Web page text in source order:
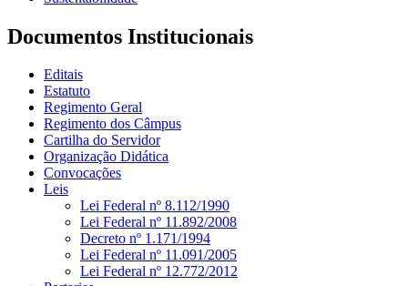
Documentos Institucionais
Editais
Estatuto
Regimento Geral
Regimento dos Câmpus
Cartilha do Servidor
Organização Didática
Convocações
Leis
Lei Federal nº 8.112/1990
Lei Federal nº 11.892/2008
Decreto nº 1.171/1994
Lei Federal nº 11.091/2005
Lei Federal nº 12.772/2012